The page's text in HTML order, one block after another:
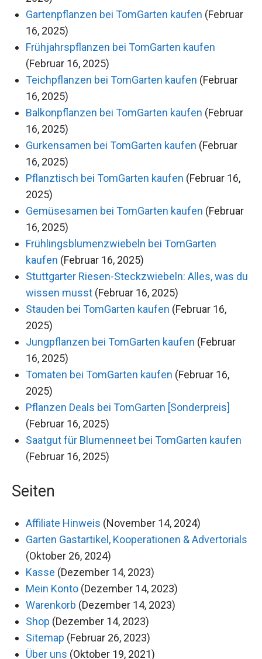
Gartenpflanzen bei TomGarten kaufen (Februar
16, 2025)
Frühjahrspflanzen bei TomGarten kaufen
(Februar 16, 2025)
Teichpflanzen bei TomGarten kaufen (Februar
16, 2025)
Balkonpflanzen bei TomGarten kaufen (Februar
16, 2025)
Gurkensamen bei TomGarten kaufen (Februar
16, 2025)
Pflanztisch bei TomGarten kaufen (Februar 16,
2025)
Gemüsesamen bei TomGarten kaufen (Februar
16, 2025)
Frühlingsblumenzwiebeln bei TomGarten
kaufen (Februar 16, 2025)
Stuttgarter Riesen-Steckzwiebeln: Alles, was du
wissen musst (Februar 16, 2025)
Stauden bei TomGarten kaufen (Februar 16,
2025)
Jungpflanzen bei TomGarten kaufen (Februar
16, 2025)
Tomaten bei TomGarten kaufen (Februar 16,
2025)
Pflanzen Deals bei TomGarten [Sonderpreis]
(Februar 16, 2025)
Saatgut für Blumenneet bei TomGarten kaufen
(Februar 16, 2025)
Seiten
Affiliate Hinweis (November 14, 2024)
Garten Gastartikel, Kooperationen & Advertorials
(Oktober 26, 2024)
Kasse (Dezember 14, 2023)
Mein Konto (Dezember 14, 2023)
Warenkorb (Dezember 14, 2023)
Shop (Dezember 14, 2023)
Sitemap (Februar 26, 2023)
Über uns (Oktober 19, 2021)